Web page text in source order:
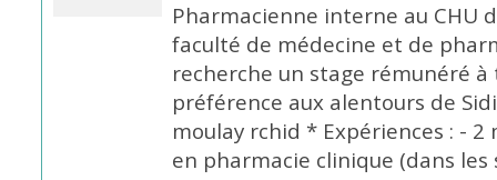
Pharmacienne interne au CHU
faculté de médecine et de
recherche un stage rémunéré
préférence aux alentours de
moulay rchid * Expériences : -
en pharmacie clinique (dans les